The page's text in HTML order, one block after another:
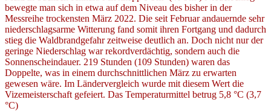
bewegte man sich in etwa auf dem Niveau des bisher in der
Messreihe trockensten März 2022. Die seit Februar andauernde sehr
niederschlagsarme Witterung fand somit ihren Fortgang und dadurch
stieg die Waldbrandgefahr zeitweise deutlich an. Doch nicht nur der
geringe Niederschlag war rekordverdächtig, sondern auch die
Sonnenscheindauer. 219 Stunden (109 Stunden) waren das
Doppelte, was in einem durchschnittlichen März zu erwarten
gewesen wäre. Im Ländervergleich wurde mit diesem Wert die
Vizemeisterschaft gefeiert. Das Temperaturmittel betrug 5,8 °C (3,7
°C)